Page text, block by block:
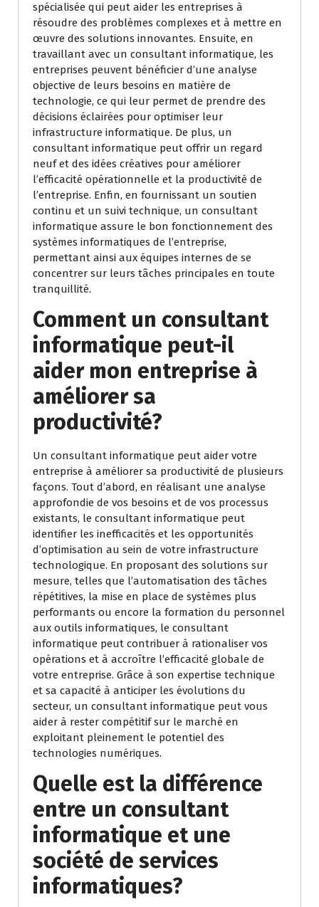
spécialisée qui peut aider les entreprises à
résoudre des problèmes complexes et à mettre en
œuvre des solutions innovantes. Ensuite, en
travaillant avec un consultant informatique, les
entreprises peuvent bénéficier d’une analyse
objective de leurs besoins en matière de
technologie, ce qui leur permet de prendre des
décisions éclairées pour optimiser leur
infrastructure informatique. De plus, un
consultant informatique peut offrir un regard
neuf et des idées créatives pour améliorer
l’efficacité opérationnelle et la productivité de
l’entreprise. Enfin, en fournissant un soutien
continu et un suivi technique, un consultant
informatique assure le bon fonctionnement des
systèmes informatiques de l’entreprise,
permettant ainsi aux équipes internes de se
concentrer sur leurs tâches principales en toute
tranquillité.
Comment un consultant
informatique peut-il
aider mon entreprise à
améliorer sa
productivité?
Un consultant informatique peut aider votre
entreprise à améliorer sa productivité de plusieurs
façons. Tout d’abord, en réalisant une analyse
approfondie de vos besoins et de vos processus
existants, le consultant informatique peut
identifier les inefficacités et les opportunités
d’optimisation au sein de votre infrastructure
technologique. En proposant des solutions sur
mesure, telles que l’automatisation des tâches
répétitives, la mise en place de systèmes plus
performants ou encore la formation du personnel
aux outils informatiques, le consultant
informatique peut contribuer à rationaliser vos
opérations et à accroître l’efficacité globale de
votre entreprise. Grâce à son expertise technique
et sa capacité à anticiper les évolutions du
secteur, un consultant informatique peut vous
aider à rester compétitif sur le marché en
exploitant pleinement le potentiel des
technologies numériques.
Quelle est la différence
entre un consultant
informatique et une
société de services
informatiques?